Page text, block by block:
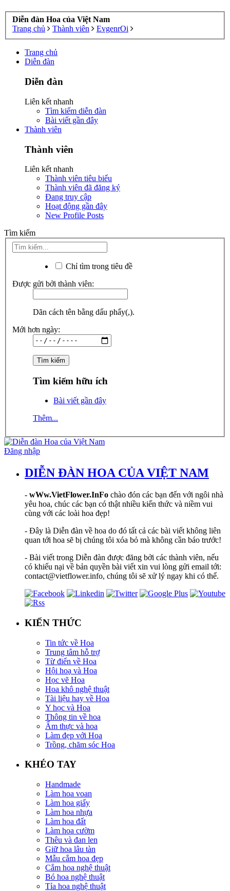
Diễn đàn Hoa của Việt Nam
Trang chủ
Thành viên EvgenrOi
Trang chủ
Diễn đàn
Diễn đàn
Liên kết nhanh
Tìm kiếm diễn đàn
Bài viết gần đây
Thành viên
Thành viên
Liên kết nhanh
Thành viên tiêu biểu
Thành viên đã đăng ký
Đang truy cập
Hoạt động gần đây
New Profile Posts
Tìm kiếm
Chỉ tìm trong tiêu đề
Được gửi bởi thành viên:
Dãn cách tên bằng dấu phẩy(,).
Mới hơn ngày:
Tìm kiếm hữu ích
Bài viết gần đây
Thêm...
Đăng nhập
DIỄN ĐÀN HOA CỦA VIỆT NAM
- wWw.VietFlower.InFo chào đón các bạn đến với ngôi nhà
yêu hoa, chúc các bạn có thật nhiều kiến thức và niềm vui
cùng với các loài hoa đẹp!
- Đây là Diễn đàn về hoa do đó tất cả các bài viết không liên
quan tới hoa sẽ bị chúng tôi xóa bỏ mà không cần báo trước!
- Bài viết trong Diễn đàn được đăng bởi các thành viên, nếu
có khiếu nại về bản quyền bài viết xin vui lòng gửi email tới:
contact@vietflower.info, chúng tôi sẽ xử lý ngay khi có thể.
KIẾN THỨC
Tin tức về Hoa
Trung tâm hỗ trợ
Từ điển về Hoa
Hội hoạ và Hoa
Học vẽ Hoa
Hoa khô nghệ thuật
Tài liệu hay về Hoa
Y học và Hoa
Thông tin về hoa
Ẩm thực và hoa
Làm đẹp với Hoa
Trồng, chăm sóc Hoa
KHÉO TAY
Handmade
Làm hoa voan
Làm hoa giấy
Làm hoa nhựa
Làm hoa đất
Làm hoa cườm
Thêu và đan len
Giữ hoa lâu tàn
Mẫu cắm hoa đẹp
Cắm hoa nghệ thuật
Bó hoa nghệ thuật
Tỉa hoa nghệ thuật